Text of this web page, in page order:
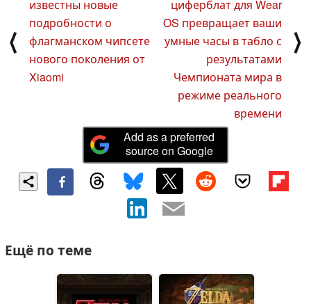
⟨
известны новые
подробности о
флагманском чипсете
нового поколения от
Xiaomi
циферблат для Wear
OS превращает ваши
умные часы в табло с
результатами
Чемпионата мира в
режиме реального
времени
⟩
Add as a preferred
source on Google
Ещё по теме